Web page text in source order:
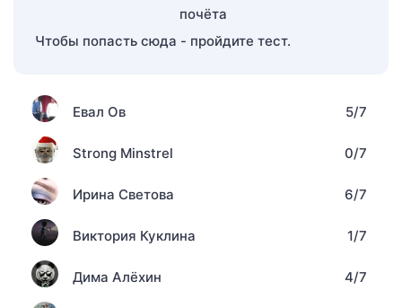
Чтобы попасть сюда - пройдите тест.
Евал Ов 5/7
Strong Minstrel 0/7
Ирина Светова 6/7
Виктория Куклина 1/7
Дима Алёхин 4/7